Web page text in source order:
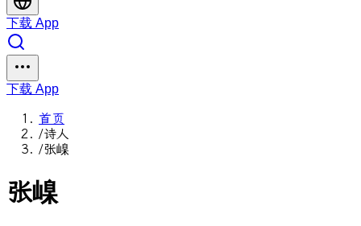
下载 App
下载 App
首页
/诗人
/张嵲
张嵲